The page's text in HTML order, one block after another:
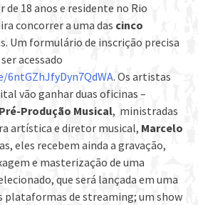
18 anos e residente no Rio
concorrer a uma das cinco
Um formulário de inscrição precisa
acessado
. Os artistas
vão ganhar duas oficinas –
Pré-Produção Musical, ministradas
artística e diretor musical, Marcelo
eles recebem ainda a gravação,
e masterização de uma
que será lançada em uma
plataformas de streaming; um show